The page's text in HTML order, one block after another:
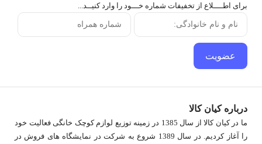
برای اطــــلاع از تخفیفات شماره خـــود را وارد کنیــد...
عضویت
درباره کیان کالا
ما در کیان کالا از سال 1385 در زمینه توزیع لوازم کوچک خانگی فعالیت خود
را آغاز کردیم. در سال 1389 شروع به شرکت در نمایشگاه های فروش در